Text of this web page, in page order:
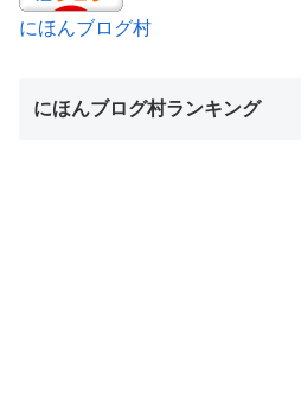
にほんブログ村
にほんブログ村ランキング